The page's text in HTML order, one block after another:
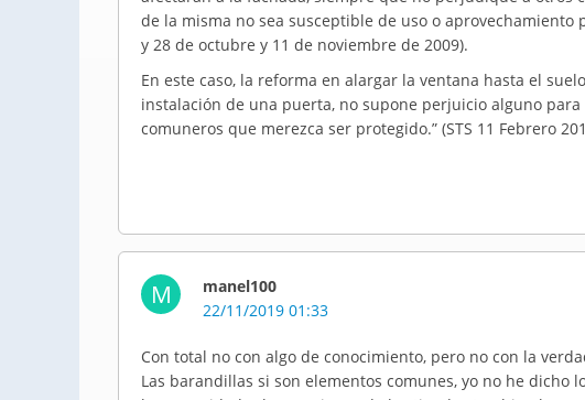
de la misma no sea susceptible de uso o aprovechamiento
y 28 de octubre y 11 de noviembre de 2009).
En este caso, la reforma en alargar la ventana hasta el
instalación de una puerta, no supone perjuicio alguno
comuneros que merezca ser protegido.” (STS 11 Febrero
M
manel100
22/11/2019 01:33
Con total no con algo de conocimiento, pero no con la verdad
Las barandillas si son elementos comunes, yo no he dicho lo